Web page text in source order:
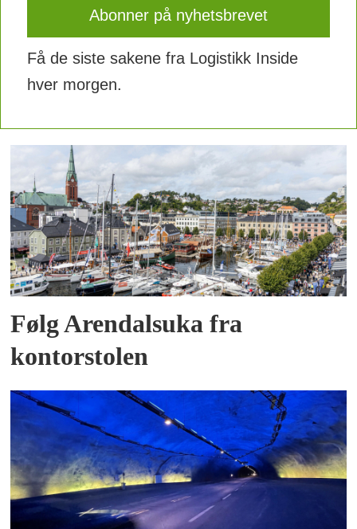
Få de siste sakene fra Logistikk Inside
hver morgen.
Følg Arendalsuka fra
kontorstolen